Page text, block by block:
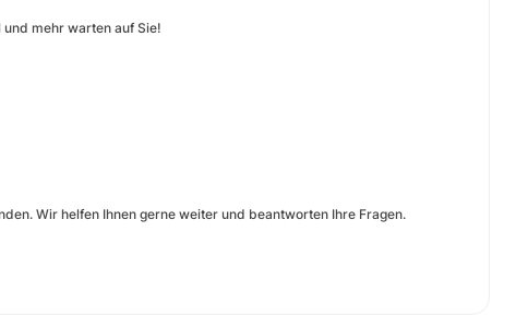
mehr warten auf Sie!
Wir helfen Ihnen gerne weiter und beantworten Ihre Fragen.